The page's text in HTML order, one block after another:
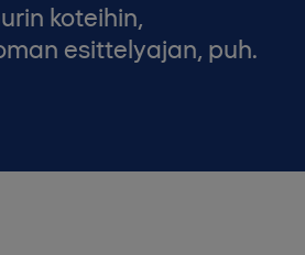
koteihin,
esittelyajan, puh.